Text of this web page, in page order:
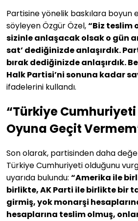
Partisine yönelik baskılara boyun
söyleyen Özgür Özel,“Biz teslim
sizinle anlaşacak olsak o gün
sat’ dediğinizde anlaşırdık.
bırak dediğinizde anlaşırdık.
Halk Partisi’ni sonuna kadar
ifadelerini kullandı.
“Türkiye Cumhuriyeti
Oyuna Geçit
Son olarak, partisinden daha
Türkiye Cumhuriyeti olduğunu
uyarıda bulundu: “Amerika ile
birlikte, AK Parti ile birlikte bir
girmiş, yok monarşi
hesaplarına teslim olmuş,